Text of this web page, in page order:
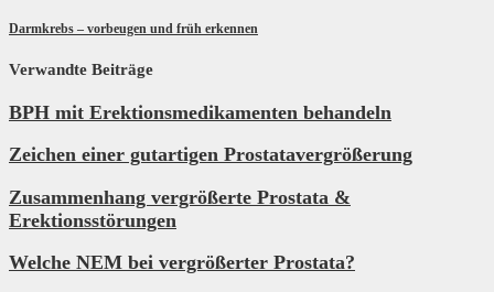
Darmkrebs – vorbeugen und früh erkennen
Verwandte Beiträge
BPH mit Erektionsmedikamenten behandeln
Zeichen einer gutartigen Prostatavergrößerung
Zusammenhang vergrößerte Prostata &
Erektionsstörungen
Welche NEM bei vergrößerter Prostata?